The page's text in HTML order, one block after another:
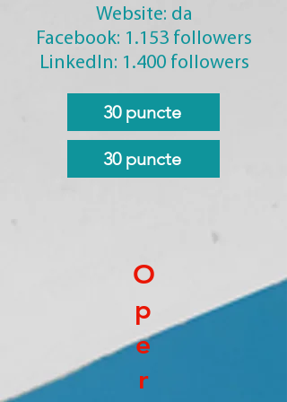
Website: da
Facebook: 1.153 followers
LinkedIn: 1.400 followers
30 puncte
30 puncte
O
p
e
r